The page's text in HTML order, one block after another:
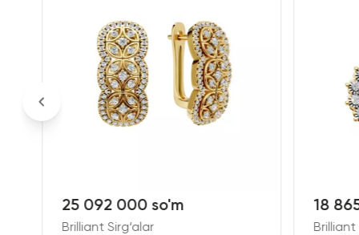
25 092 000 so'm
Brilliant Sirg‘alar
18
Brilliant